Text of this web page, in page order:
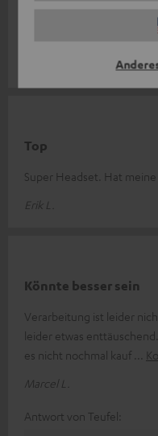
Top Klang nur Kabel find
Top
Super Headset. Hat
Erik L.
Könnte besser sein
Verarbeitung ist leider
leider etwas
es nicht nochmal kauf
Marcel L.
Antwort von Teufel: